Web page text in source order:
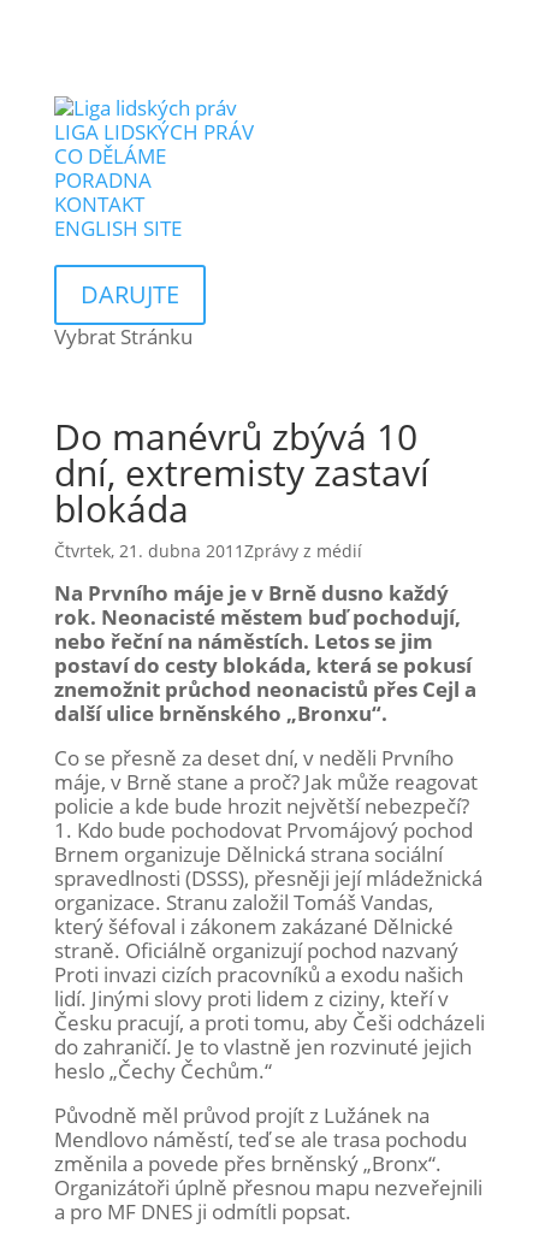
LIGA LIDSKÝCH PRÁV
CO DĚLÁME
PORADNA
KONTAKT
ENGLISH SITE
DARUJTE
Vybrat Stránku
Do manévrů zbývá 10
dní, extremisty zastaví
blokáda
Čtvrtek, 21. dubna 2011Zprávy z médií
Na Prvního máje je v Brně dusno každý
rok. Neonacisté městem buď pochodují,
nebo řeční na náměstích. Letos se jim
postaví do cesty blokáda, která se pokusí
znemožnit průchod neonacistů přes Cejl a
další ulice brněnského „Bronxu“.
Co se přesně za deset dní, v neděli Prvního
máje, v Brně stane a proč? Jak může reagovat
policie a kde bude hrozit největší nebezpečí?
1. Kdo bude pochodovat Prvomájový pochod
Brnem organizuje Dělnická strana sociální
spravedlnosti (DSSS), přesněji její mládežnická
organizace. Stranu založil Tomáš Vandas,
který šéfoval i zákonem zakázané Dělnické
straně. Oficiálně organizují pochod nazvaný
Proti invazi cizích pracovníků a exodu našich
lidí. Jinými slovy proti lidem z ciziny, kteří v
Česku pracují, a proti tomu, aby Češi odcházeli
do zahraničí. Je to vlastně jen rozvinuté jejich
heslo „Čechy Čechům.“
Původně měl průvod projít z Lužánek na
Mendlovo náměstí, teď se ale trasa pochodu
změnila a povede přes brněnský „Bronx“.
Organizátoři úplně přesnou mapu nezveřejnili
a pro MF DNES ji odmítli popsat.